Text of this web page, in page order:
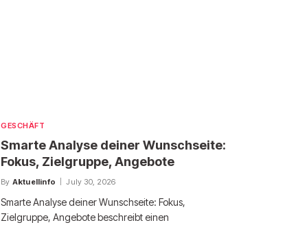
GESCHÄFT
Smarte Analyse deiner Wunschseite:
Fokus, Zielgruppe, Angebote
By Aktuellinfo July 30, 2026
Smarte Analyse deiner Wunschseite: Fokus,
Zielgruppe, Angebote beschreibt einen